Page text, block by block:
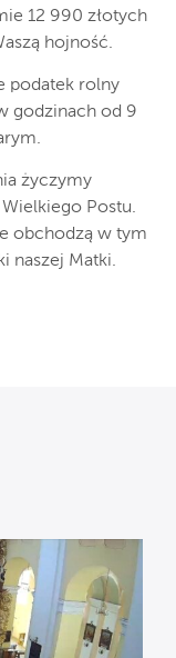
12 990 złotych
hojność.
podatek rolny
godzinach od 9
życzymy
Postu.
obchodzą w tym
naszej Matki.